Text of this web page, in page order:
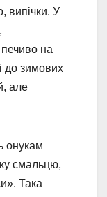
випічки. У
на
до зимових
але
онукам
смальцю,
Така